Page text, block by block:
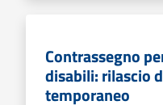
Contrassegno
disabili: rilascio
temporaneo